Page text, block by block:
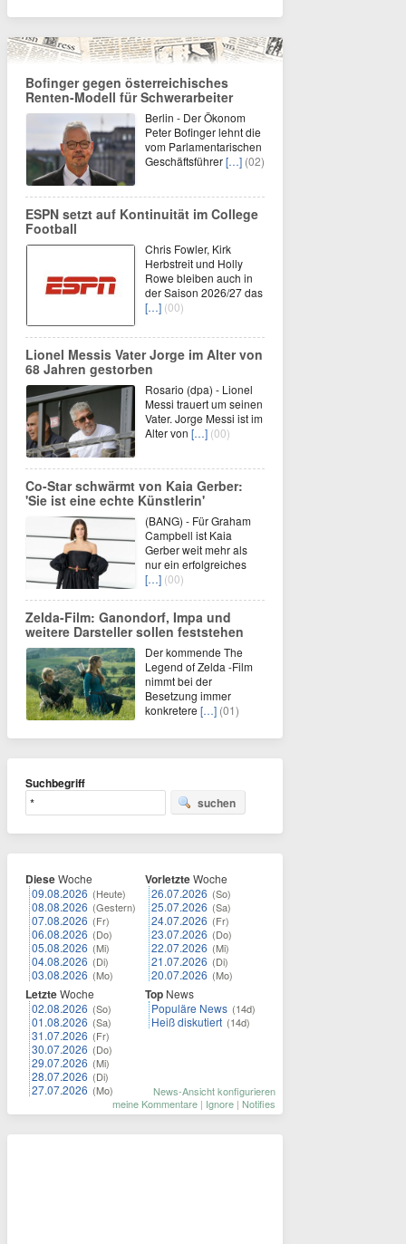
Bofinger gegen österreichisches
Renten-Modell für Schwerarbeiter
Berlin - Der Ökonom
Peter Bofinger lehnt die
vom Parlamentarischen
Geschäftsführer[…] (02)
ESPN setzt auf Kontinuität im College
Football
Chris Fowler, Kirk
Herbstreit und Holly
Rowe bleiben auch in
der Saison 2026/27 das
[…] (00)
Lionel Messis Vater Jorge im Alter von
68 Jahren gestorben
Rosario (dpa) - Lionel
Messi trauert um seinen
Vater. Jorge Messi ist im
Alter von […] (00)
Co-Star schwärmt von Kaia Gerber:
'Sie ist eine echte Künstlerin'
(BANG) - Für Graham
Campbell ist Kaia
Gerber weit mehr als
nur ein erfolgreiches
[…] (00)
Zelda-Film: Ganondorf, Impa und
weitere Darsteller sollen feststehen
Der kommende The
Legend of Zelda -Film
nimmt bei der
Besetzung immer
konkretere […] (01)
Suchbegriff
suchen
DieseWoche
09.08.2026 (Heute)
08.08.2026 (Gestern)
07.08.2026 (Fr)
06.08.2026 (Do)
05.08.2026 (Mi)
04.08.2026 (Di)
03.08.2026 (Mo)
LetzteWoche
02.08.2026 (So)
01.08.2026 (Sa)
31.07.2026 (Fr)
30.07.2026 (Do)
29.07.2026 (Mi)
28.07.2026 (Di)
27.07.2026 (Mo)
VorletzteWoche
26.07.2026 (So)
25.07.2026 (Sa)
24.07.2026 (Fr)
23.07.2026 (Do)
22.07.2026 (Mi)
21.07.2026 (Di)
20.07.2026 (Mo)
Top News
Populäre News (14d)
Heiß diskutiert (14d)
News-Ansicht konfigurieren
meine Kommentare | Ignore | Notifies